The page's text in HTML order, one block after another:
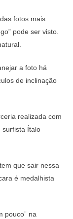
fotos mais
pode ser visto.
a foto há
de inclinação
realizada com
surfista Ítalo
que sair nessa
é medalhista
pouco” na